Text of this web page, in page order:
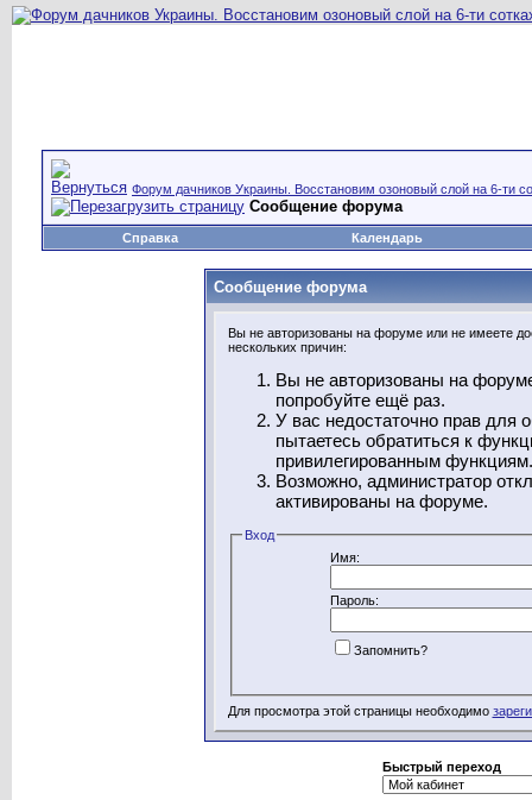
Форум дачников Украины. Восстановим озоновый слой на 6-ти
Сообщение форума
Справка Календарь
Сообщение форума
Вы не авторизованы на форуме или не имеете
нескольких причин:
Вы не авторизованы на
попробуйте ещё раз.
У вас недостаточно прав для
пытаетесь обратиться к
привилегированным функциям.
Возможно, администратор
активированы на форуме.
Вход
Имя:
Пароль:
Запомнить?
Для просмотра этой страницы необходимо
Быстрый переход